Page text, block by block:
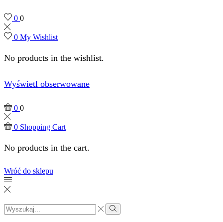
0 0
0 My Wishlist
No products in the wishlist.
Wyświetl obserwowane
0 0
0 Shopping Cart
No products in the cart.
Wróć do sklepu
Search
input
Search